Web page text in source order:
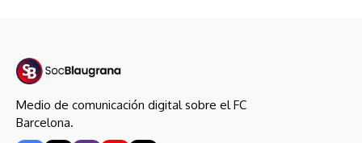
Medio de comunicación digital sobre el FC
Barcelona.